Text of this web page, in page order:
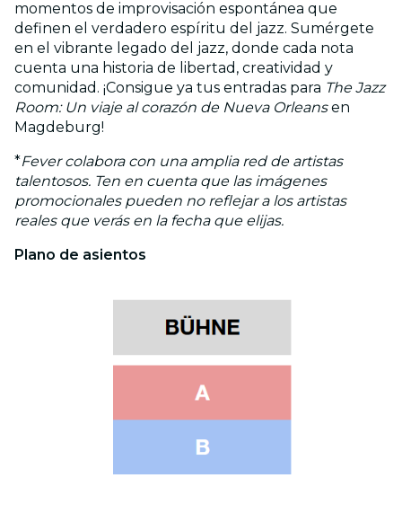
momentos de improvisación espontánea que
definen el verdadero espíritu del jazz. Sumérgete
en el vibrante legado del jazz, donde cada nota
cuenta una historia de libertad, creatividad y
comunidad. ¡Consigue ya tus entradas para The Jazz
Room: Un viaje al corazón de Nueva Orleansen
Magdeburg!
*Fever colabora con una amplia red de artistas
talentosos. Ten en cuenta que las imágenes
promocionales pueden no reflejar a los artistas
reales que verás en la fecha que elijas.
Plano de asientos